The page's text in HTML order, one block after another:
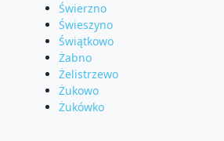
Świerzno
Świeszyno
Świątkowo
Żabno
Żelistrzewo
Żukowo
Żukówko